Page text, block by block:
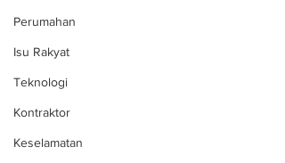
Perumahan
Isu Rakyat
Teknologi
Kontraktor
Keselamatan